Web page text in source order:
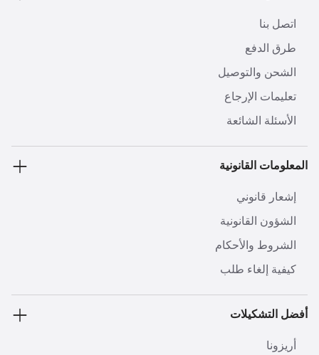
اتصل بنا
طرق الدفع
الشحن والتوصيل
تعليمات الإرجاع
الأسئلة الشائعة
المعلومات القانونية
إشعار قانوني
الشؤون القانونية
الشروط والأحكام
كيفية إلغاء طلب
أفضل التشكيلات
أريزونا